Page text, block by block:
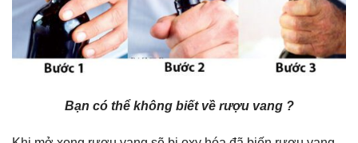
Bạn có thể không biết về rượu vang ?